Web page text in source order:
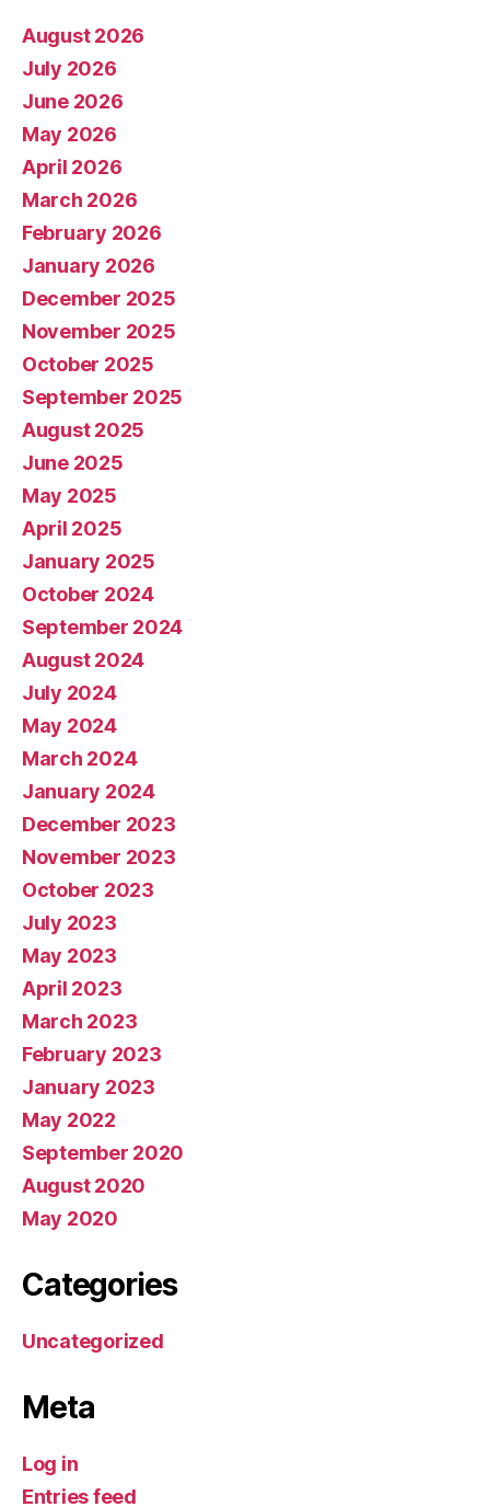
August 2026
July 2026
June 2026
May 2026
April 2026
March 2026
February 2026
January 2026
December 2025
November 2025
October 2025
September 2025
August 2025
June 2025
May 2025
April 2025
January 2025
October 2024
September 2024
August 2024
July 2024
May 2024
March 2024
January 2024
December 2023
November 2023
October 2023
July 2023
May 2023
April 2023
March 2023
February 2023
January 2023
May 2022
September 2020
August 2020
May 2020
Categories
Uncategorized
Meta
Log in
Entries feed